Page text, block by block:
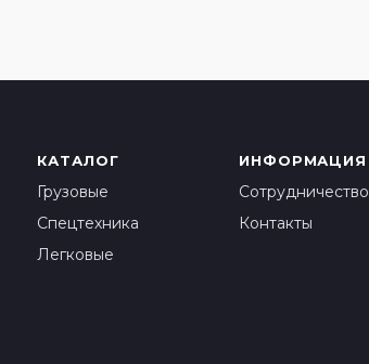
КАТАЛОГ
Грузовые
Спецтехника
Легковые
ИНФОРМАЦИЯ
Сотрудничество
Контакты